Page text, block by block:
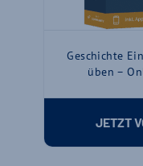
Geschichte
üben –
JETZT